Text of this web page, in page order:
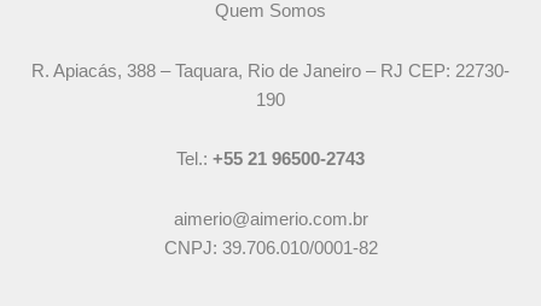
Quem Somos
R. Apiacás, 388 – Taquara, Rio de Janeiro – RJ CEP: 22730-
190
Tel.: +55 21 96500-2743
aimerio@aimerio.com.br
CNPJ: 39.706.010/0001-82